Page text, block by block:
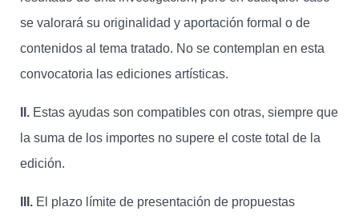
se valorará su originalidad y aportación formal o de
contenidos al tema tratado. No se contemplan en esta
convocatoria las ediciones artísticas.
II. Estas ayudas son compatibles con otras, siempre que
la suma de los importes no supere el coste total de la
edición.
III. El plazo límite de presentación de propuestas